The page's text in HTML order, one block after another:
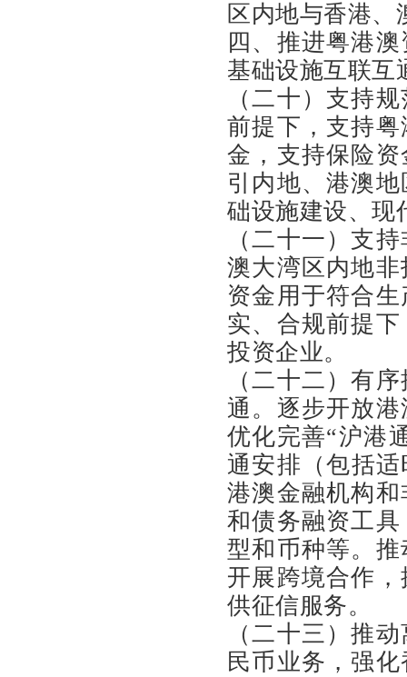
区内地与香港
四、推进粤港
基础设施互联互
（二十）支持
前提下，支持
金，支持保险
引内地、港澳
础设施建设、现
（二十一）支
澳大湾区内地
资金用于符合
实、合规前提
投资企业。
（二十二）有
通。逐步开放
优化完善“沪港
通安排（包括
港澳金融机构
和债务融资工
型和币种等。
开展跨境合作
供征信服务。
（二十三）推
民币业务，强